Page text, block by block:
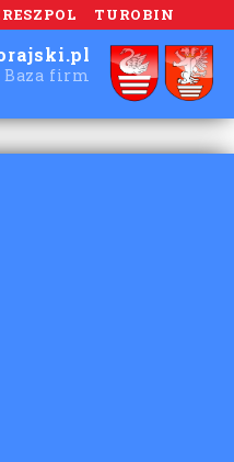
TUROBIN
Baza firm